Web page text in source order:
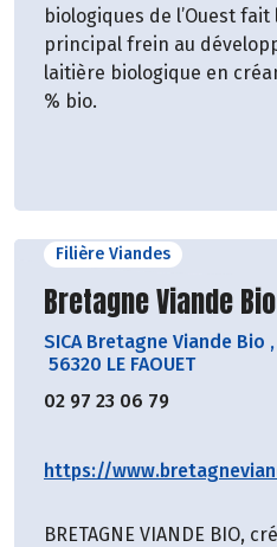
biologiques de l’Ouest
principal frein au
laitière biologique en
% bio.
Filière Viandes
Découvrir le
Bretagne Viande Bio
SICA Bretagne Viande Bio ,
56320 LE FAOUET
02 97 23 06 79
https://
BRETAGNE VIANDE BIO,